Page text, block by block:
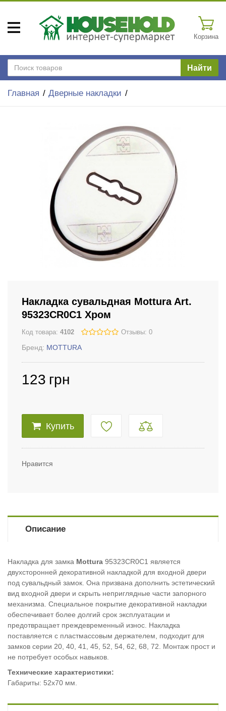
Корзина
Найти
Главная Дверные накладки
Накладка сувальдная Mottura Art.
95323СR0C1 Хром
Код товара: 4102 Отзывы: 0
Бренд: MOTTURA
123 грн
Купить
Нравится
Описание
Накладка для замка Mottura 95323СR0C1 является
двухсторонней декоративной накладкой для входной двери
под сувальдный замок. Она призвана дополнить эстетический
вид входной двери и скрыть неприглядные части запорного
механизма. Специальное покрытие декоративной накладки
обеспечивает более долгий срок эксплуатации и
предотвращает преждевременный износ. Накладка
поставляется с пластмассовым держателем, подходит для
замков серии 20, 40, 41, 45, 52, 54, 62, 68, 72. Монтаж прост и
не потребует особых навыков.
Технические характеристики:
Габариты: 52х70 мм.